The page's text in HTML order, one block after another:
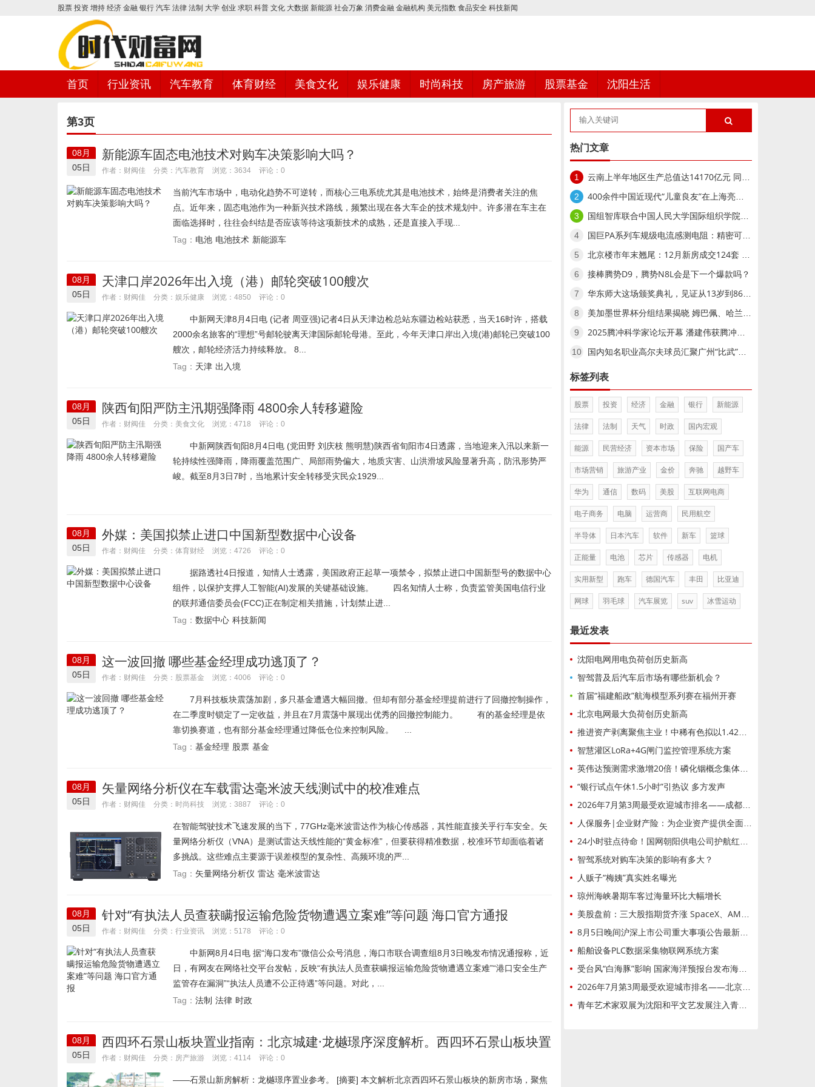
股票 投资 增持 经济 金融 银行 汽车 法律 法制 大学 创业 求职 科普 文化 大数据 新能源 社会万象 消费金融 金融机构 美元指数 食品安全 科技新闻
时代财富网
首页 行业资讯 汽车教育 体育财经 美食文化 娱乐健康 时尚科技 房产旅游 股票基金 沈阳生活
第3页
08月
05日
新能源车固态电池技术对购车决策影响大吗？
作者：财阀佳 分类： 汽车教育 浏览：3634 评论：0
当前汽车市场中，电动化趋势不可逆转，而核心三电系统尤其是电池技术，始终是消费者关注的焦
点。近年来，固态电池作为一种新兴技术路线，频繁出现在各大车企的技术规划中。许多潜在车主在
面临选择时，往往会纠结是否应该等待这项新技术的成熟，还是直接入手现...
Tag： 电池 电池技术 新能源车
08月
05日
天津口岸2026年出入境（港）邮轮突破100艘次
作者：财阀佳 分类： 娱乐健康 浏览：4850 评论：0
中新网天津8月4日电 (记者 周亚强)记者4日从天津边检总站东疆边检站获悉，当天16时许，搭载
2000余名旅客的“理想”号邮轮驶离天津国际邮轮母港。至此，今年天津口岸出入境(港)邮轮已突破100
艘次，邮轮经济活力持续释放。 8...
Tag： 天津 出入境
08月
05日
陕西旬阳严防主汛期强降雨 4800余人转移避险
作者：财阀佳 分类： 美食文化 浏览：4718 评论：0
中新网陕西旬阳8月4日电 (党田野 刘庆枝 熊明慧)陕西省旬阳市4日透露，当地迎来入汛以来新一
轮持续性强降雨，降雨覆盖范围广、局部雨势偏大，地质灾害、山洪滑坡风险显著升高，防汛形势严
峻。截至8月3日7时，当地累计安全转移受灾民众1929...
08月
05日
外媒：美国拟禁止进口中国新型数据中心设备
作者：财阀佳 分类： 体育财经 浏览：4726 评论：0
据路透社4日报道，知情人士透露，美国政府正起草一项禁令，拟禁止进口中国新型号的数据中心
组件，以保护支撑人工智能(AI)发展的关键基础设施。 四名知情人士称，负责监管美国电信行业
的联邦通信委员会(FCC)正在制定相关措施，计划禁止进...
Tag： 数据中心 科技新闻
08月
05日
这一波回撤 哪些基金经理成功逃顶了？
作者：财阀佳 分类： 股票基金 浏览：4006 评论：0
7月科技板块震荡加剧，多只基金遭遇大幅回撤。但却有部分基金经理提前进行了回撤控制操作，
在二季度时锁定了一定收益，并且在7月震荡中展现出优秀的回撤控制能力。 有的基金经理是依
靠切换赛道，也有部分基金经理通过降低仓位来控制风险。 ...
Tag： 基金经理 股票 基金
08月
05日
矢量网络分析仪在车载雷达毫米波天线测试中的校准难点
作者：财阀佳 分类： 时尚科技 浏览：3887 评论：0
在智能驾驶技术飞速发展的当下，77GHz毫米波雷达作为核心传感器，其性能直接关乎行车安全。矢
量网络分析仪（VNA）是测试雷达天线性能的“黄金标准”，但要获得精准数据，校准环节却面临着诸
多挑战。这些难点主要源于误差模型的复杂性、高频环境的严...
Tag： 矢量网络分析仪 雷达 毫米波雷达
08月
05日
针对“有执法人员查获瞒报运输危险货物遭遇立案难”等问题 海口官方通报
作者：财阀佳 分类： 行业资讯 浏览：5178 评论：0
中新网8月4日电 据“海口发布”微信公众号消息，海口市联合调查组8月3日晚发布情况通报称，近
日，有网友在网络社交平台发帖，反映“有执法人员查获瞒报运输危险货物遭遇立案难”“港口安全生产
监管存在漏洞”“执法人员遭不公正待遇”等问题。对此，...
Tag： 法制 法律 时政
08月
05日
西四环石景山板块置业指南：北京城建·龙樾璟序深度解析。西四环石景山板块置
业指南：北京城建·龙樾璟序深度解析。
作者：财阀佳 分类： 房产旅游 浏览：4114 评论：0
——石景山新房解析：龙樾璟序置业参考。 [摘要] 本文解析北京西四环石景山板块的新房市场，聚焦
热门文章
1 云南上半年地区生产总值达14170亿元 同比增长5.1%
2 400余件中国近现代“儿童良友”在上海亮相,400余件中国近现代“儿童良友”在上海亮相
3 国组智库联合中国人民大学国际组织学院举办“AI时代的国际组织重构与全球领导力人才战略”研讨会
4 国巨PA系列车规级电流感测电阻：精密可靠的动力守护者
5 北京楼市年末翘尾：12月新房成交124套 二手房回暖明显
6 接棒腾势D9，腾势N8L会是下一个爆款吗？
7 华东师大这场颁奖典礼，见证从13岁到86岁的文学奔赴
8 美加墨世界杯分组结果揭晓 姆巴佩、哈兰德小组赛相遇美加墨世界杯分组结果揭晓 姆巴佩、哈兰德小组赛相遇
9 2025腾冲科学家论坛开幕 潘建伟获腾冲科学大奖,2025腾冲科学家论坛开幕 潘建伟获腾冲科学大奖
10 国内知名职业高尔夫球员汇聚广州“比武”国内知名职业高尔夫球员汇聚广州“比武”
标签列表
股票 投资 经济 金融 银行 新能源
法律 法制 天气 时政 国内宏观
能源 民营经济 资本市场 保险 国产车
市场营销 旅游产业 金价 奔驰 越野车
华为 通信 数码 美股 互联网电商
电子商务 电脑 运营商 民用航空
半导体 日本汽车 软件 新车 篮球
正能量 电池 芯片 传感器 电机
实用新型 跑车 德国汽车 丰田 比亚迪
网球 羽毛球 汽车展览 suv 冰雪运动
最近发表
沈阳电网用电负荷创历史新高
智驾普及后汽车后市场有哪些新机会？
首届“福建船政”航海模型系列赛在福州开赛
北京电网最大负荷创历史新高
推进资产剥离聚焦主业！中稀有色拟以1.42亿元底价挂牌出让东电化广晟稀土37%股权，标的企业盈亏波动，交易成功与否、成交价格仍存变数
智慧灌区LoRa+4G闸门监控管理系统方案
英伟达预测需求激增20倍！磷化铟概念集体狂飙，云南锗业3连板
“银行试点午休1.5小时”引热议 多方发声
2026年7月第3周最受欢迎城市排名——成都位居全国第92026年7月第3周最受欢迎城市排名——成都位居全国第9
人保服务|企业财产险：为企业资产提供全面保障
24小时驻点待命！国网朝阳供电公司护航红山文化大会
智驾系统对购车决策的影响有多大？
人贩子“梅姨”真实姓名曝光
琼州海峡暑期车客过海量环比大幅增长
美股盘前：三大股指期货齐涨 SpaceX、AMD绩后大跌 美国7月“小非农”不及预期
8月5日晚间沪深上市公司重大事项公告最新快递
船舶设备PLC数据采集物联网系统方案
受台风“白海豚”影响 国家海洋预报台发布海浪黄色警报
2026年7月第3周最受欢迎城市排名——北京位居全国第12026年7月第3周最受欢迎城市排名——北京位居全国第1
青年艺术家双展为沈阳和平文艺发展注入青春动能